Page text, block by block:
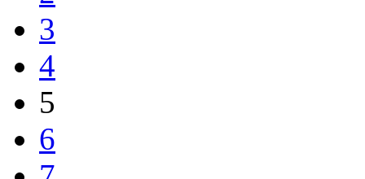
3
4
5
6